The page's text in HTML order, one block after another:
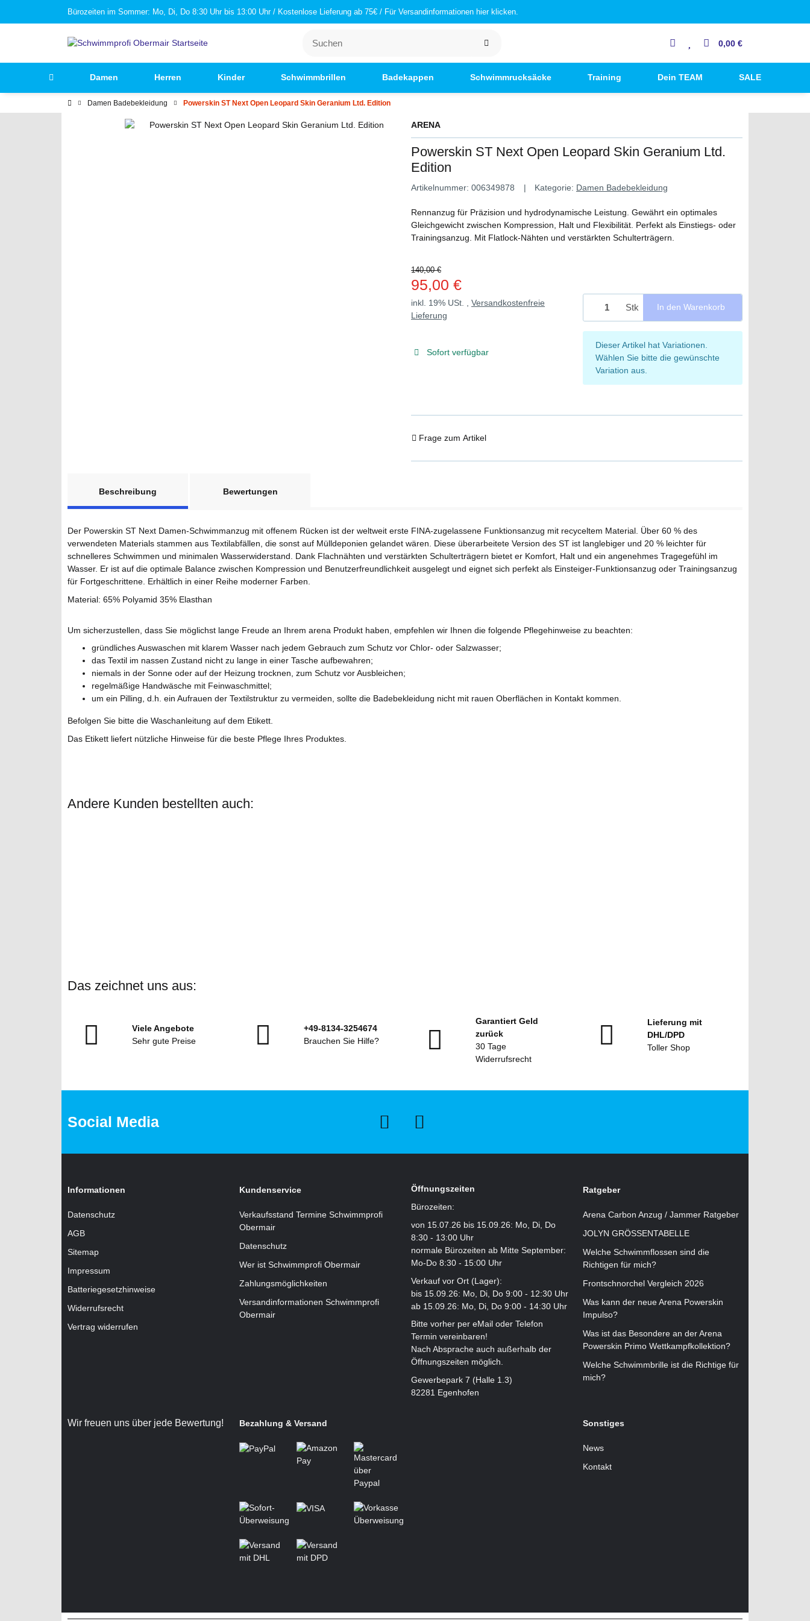
Bürozeiten im Sommer: Mo, Di, Do 8:30 Uhr bis 13:00 Uhr / Kostenlose Lieferung ab 75€ / Für Versandinformationen hier klicken.
0,00 €
Damen Herren Kinder Schwimmbrillen Badekappen Schwimmrucksäcke Training Dein TEAM SALE
Damen Badebekleidung Powerskin ST Next Open Leopard Skin Geranium Ltd. Edition
ARENA
Powerskin ST Next Open Leopard Skin Geranium Ltd.
Edition
Artikelnummer: 006349878 Kategorie: Damen Badebekleidung
Rennanzug für Präzision und hydrodynamische Leistung. Gewährt ein optimales
Gleichgewicht zwischen Kompression, Halt und Flexibilität. Perfekt als Einstiegs- oder
Trainingsanzug. Mit Flatlock-Nähten und verstärkten Schulterträgern.
140,00 €
95,00 €
inkl. 19% USt. , Versandkostenfreie
Lieferung
Sofort verfügbar
Stk In den Warenkorb
x
Dieser Artikel hat Variationen.
Wählen Sie bitte die gewünschte
Variation aus.
Frage zum Artikel
Beschreibung
Bewertungen
Der Powerskin ST Next Damen-Schwimmanzug mit offenem Rücken ist der weltweit erste FINA-zugelassene Funktionsanzug mit recyceltem Material. Über 60 % des
verwendeten Materials stammen aus Textilabfällen, die sonst auf Mülldeponien gelandet wären. Diese überarbeitete Version des ST ist langlebiger und 20 % leichter für
schnelleres Schwimmen und minimalen Wasserwiderstand. Dank Flachnähten und verstärkten Schulterträgern bietet er Komfort, Halt und ein angenehmes Tragegefühl im
Wasser. Er ist auf die optimale Balance zwischen Kompression und Benutzerfreundlichkeit ausgelegt und eignet sich perfekt als Einsteiger-Funktionsanzug oder Trainingsanzug
für Fortgeschrittene. Erhältlich in einer Reihe moderner Farben.
Material: 65% Polyamid 35% Elasthan
Um sicherzustellen, dass Sie möglichst lange Freude an Ihrem arena Produkt haben, empfehlen wir Ihnen die folgende Pflegehinweise zu beachten:
gründliches Auswaschen mit klarem Wasser nach jedem Gebrauch zum Schutz vor Chlor- oder Salzwasser;
das Textil im nassen Zustand nicht zu lange in einer Tasche aufbewahren;
niemals in der Sonne oder auf der Heizung trocknen, zum Schutz vor Ausbleichen;
regelmäßige Handwäsche mit Feinwaschmittel;
um ein Pilling, d.h. ein Aufrauen der Textilstruktur zu vermeiden, sollte die Badebekleidung nicht mit rauen Oberflächen in Kontakt kommen.
Befolgen Sie bitte die Waschanleitung auf dem Etikett.
Das Etikett liefert nützliche Hinweise für die beste Pflege Ihres Produktes.
Andere Kunden bestellten auch:
13,00 €
Das zeichnet uns aus:
Viele Angebote
Sehr gute Preise
+49-8134-3254674
Brauchen Sie Hilfe?
Garantiert Geld
zurück
30 Tage
Widerrufsrecht
Lieferung mit
DHL/DPD
Toller Shop
Social Media
Informationen
Datenschutz
AGB
Sitemap
Impressum
Batteriegesetzhinweise
Widerrufsrecht
Vertrag widerrufen
Kundenservice
Verkaufsstand Termine Schwimmprofi
Obermair
Datenschutz
Wer ist Schwimmprofi Obermair
Zahlungsmöglichkeiten
Versandinformationen Schwimmprofi
Obermair
Öffnungszeiten
Bürozeiten:
von 15.07.26 bis 15.09.26: Mo, Di, Do
8:30 - 13:00 Uhr
normale Bürozeiten ab Mitte September:
Mo-Do 8:30 - 15:00 Uhr
Verkauf vor Ort (Lager):
bis 15.09.26: Mo, Di, Do 9:00 - 12:30 Uhr
ab 15.09.26: Mo, Di, Do 9:00 - 14:30 Uhr
Bitte vorher per eMail oder Telefon
Termin vereinbaren!
Nach Absprache auch außerhalb der
Öffnungszeiten möglich.
Gewerbepark 7 (Halle 1.3)
82281 Egenhofen
Ratgeber
Arena Carbon Anzug / Jammer Ratgeber
JOLYN GRÖSSENTABELLE
Welche Schwimmflossen sind die
Richtigen für mich?
Frontschnorchel Vergleich 2026
Was kann der neue Arena Powerskin
Impulso?
Was ist das Besondere an der Arena
Powerskin Primo Wettkampfkollektion?
Welche Schwimmbrille ist die Richtige für
mich?
Wir freuen uns über jede Bewertung! Bezahlung & Versand Sonstiges
News
Kontakt